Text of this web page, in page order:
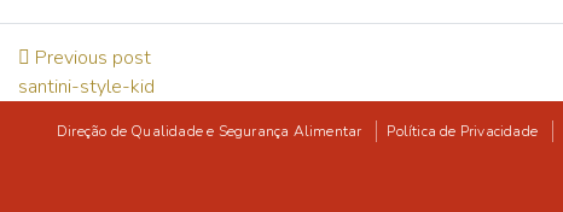
Previous post
santini-style-kid
Direção de Qualidade e Segurança Alimentar Política de Privacidade